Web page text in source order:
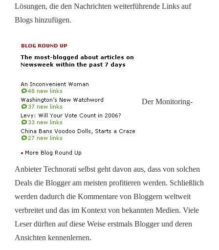
Lösungen, die den Nachrichten weiterführende Links auf
Blogs hinzufügen.
Der Monitoring-
Anbieter Technorati selbst geht davon aus, dass von solchen
Deals die Blogger am meisten profitieren werden. Schließlich
werden dadurch die Kommentare von Bloggern weltweit
verbreitet und das im Kontext von bekannten Medien. Viele
Leser dürften auf diese Weise erstmals Blogger und deren
Ansichten kennenlernen.